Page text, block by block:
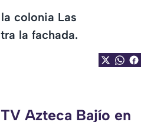
colonia Las
la fachada.
Azteca Bajío en